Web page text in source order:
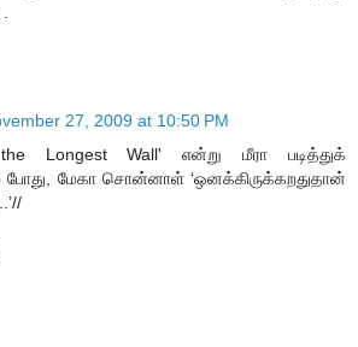
27, 2009 at 10:50 PM
Longest Wall' என்று மீரா படித்துக்
போது, மேகா சொன்னாள் ‘ஒனக்கிருக்கறதுதான்